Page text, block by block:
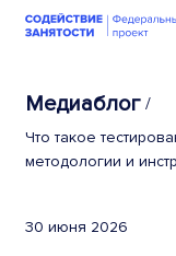
Медиаблог /
Что такое
методологии и
30 июня 2026